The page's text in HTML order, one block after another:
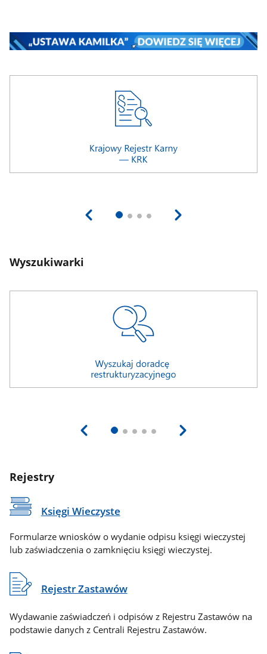
Wyszukiwarki
Rejestry
Księgi Wieczyste
Formularze wniosków o wydanie odpisu księgi wieczystej
lub zaświadczenia o zamknięciu księgi wieczystej.
Rejestr Zastawów
Wydawanie zaświadczeń i odpisów z Rejestru Zastawów na
podstawie danych z Centrali Rejestru Zastawów.